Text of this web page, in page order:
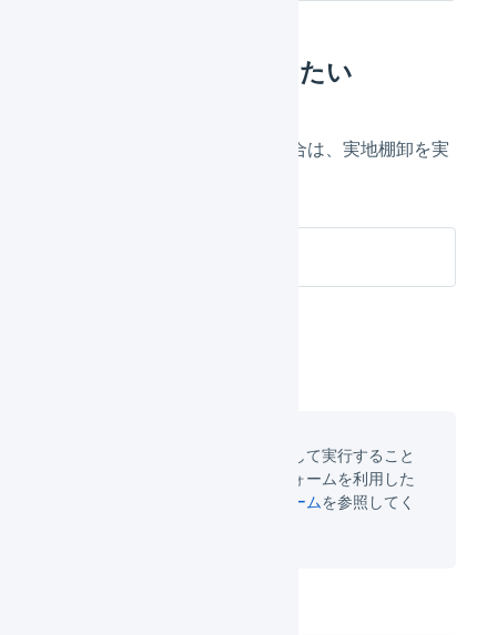
一度に在庫数を修正したい
在庫の増減を一度に調整する場合は、実地棚卸を実
在庫操作は庫内デバイスを利用して実行すること
ができます。マルチプラットフォームを利用した
マルチプラットフォームを参照してく